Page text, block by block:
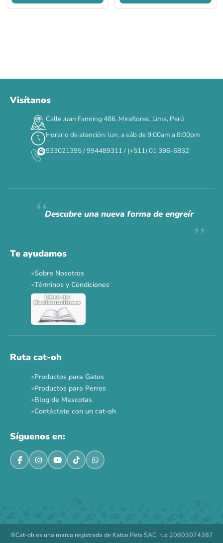
DÍAS HORAS MIN SEG
✕
Siempre fuimosraros.
Ver todas las promos 🐾
Visítanos
Calle Juan Fanning 486, Miraflores, Lima, Perú
Horario de atención: lun. a sáb de 9:00am a 8:00pm
933021395 / 994489311 / (+511) 01 396-6832
Descubre una nueva forma de engreír
Te ayudamos
Sobre Nosotros
Términos y Condiciones
Ruta cat-oh
Productos para Gatos
Productos para Perros
Blog de Mascotas
Contáctate con un cat-oh
Síguenos en:
®Cat-oh es una marca registrada de Katce Pets SAC, ruc 20603074387